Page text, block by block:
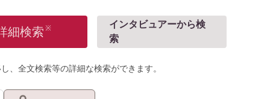
細検索 ※
インタビュアーから検
索
全文検索等の詳細な検索ができます。